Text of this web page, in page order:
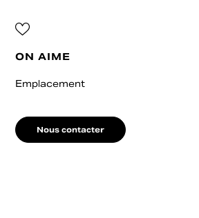
ON AIME
Emplacement
Nous contacter